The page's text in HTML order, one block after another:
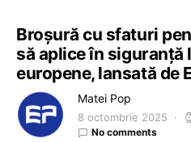
Broșură cu sfaturi
să aplice în siguranță
europene, lansată de
Matei Pop
8 octombrie 2025
No comments